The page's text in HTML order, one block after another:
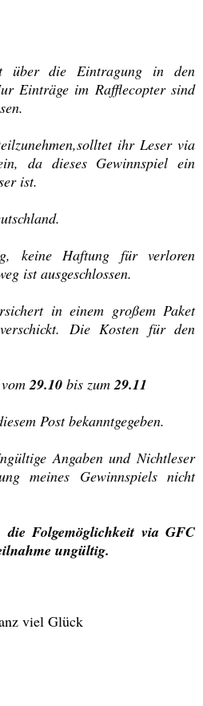
über die Eintragung in den
Einträge im Rafflecopter sind
ihr Leser via
da dieses Gewinnspiel ein
ist.
keine Haftung für verloren
ist ausgeschlossen.
in einem großem Paket
Die Kosten für den
29.10 bis zum29.11
Post bekanntgegeben.
Angaben und Nichtleser
meines Gewinnspiels nicht
die Folgemöglichkeit via GFC
ungültig.
viel Glück